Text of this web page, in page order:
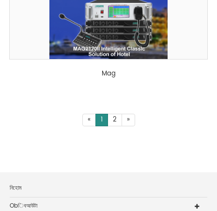
Mag
« 1 2 »
নিহোম
Obিবআউটা